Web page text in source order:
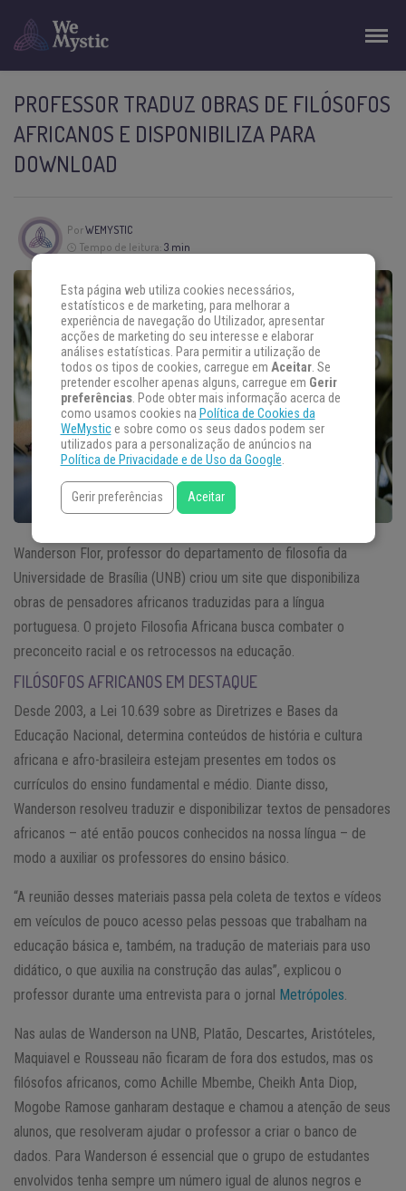
PROFESSOR TRADUZ OBRAS DE FILÓSOFOS
AFRICANOS E DISPONIBILIZA PARA
DOWNLOAD
PorWEMYSTIC
Tempo de leitura: 3 min
Wanderson Flor, professor do departamento de filosofia da
Universidade de Brasília (UNB) criou um site que disponibiliza
obras de pensadores africanos traduzidas para a língua
portuguesa. O projeto Filosofia Africana busca combater o
preconceito racial e os retrocessos na educação.
FILÓSOFOS AFRICANOS EM DESTAQUE
Desde 2003, a Lei 10.639 sobre as Diretrizes e Bases da
Educação Nacional, determina conteúdos de história e cultura
africana e afro-brasileira estejam presentes em todos os
currículos do ensino fundamental e médio. Diante disso,
Wanderson resolveu traduzir e disponibilizar textos de pensadores
africanos – até então poucos conhecidos na nossa língua – de
modo a auxiliar os professores do ensino básico.
“A reunião desses materiais passa pela coleta de textos e vídeos
em veículos de pouco acesso pelas pessoas que trabalham na
educação básica e, também, na tradução de materiais para uso
didático, o que auxilia na construção das aulas”, explicou o
professor durante uma entrevista para o jornal Metrópoles
Nas aulas de Wanderson na UNB, Platão, Descartes, Aristóteles,
Maquiavel e Rousseau não ficaram de fora dos estudos, mas os
filósofos africanos, como Achille Mbembe, Cheikh Anta Diop,
Mogobe Ramose ganharam destaque e chamou a atenção de seus
alunos, que resolveram ajudar o professor a criar o banco de
dados. Para Wanderson é essencial que o grupo de estudantes
envolvidos tenha sempre um número igual de alunos negros e
Esta página web utiliza cookies necessários,
estatísticos e de marketing, para melhorar a
experiência de navegação do Utilizador, apresentar
acções de marketing do seu interesse e elaborar
análises estatísticas. Para permitir a utilização de
todos os tipos de cookies, carregue em Aceitar. Se
pretender escolher apenas alguns, carregue em Gerir
preferências. Pode obter mais informação acerca de
como usamos cookies na Política de Cookies da
WeMystice sobre como os seus dados podem ser
utilizados para a personalização de anúncios na
Política de Privacidade e de Uso da Google.
Gerir preferências Aceitar